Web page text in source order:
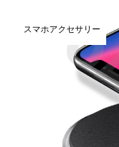
スマホアクセサリー